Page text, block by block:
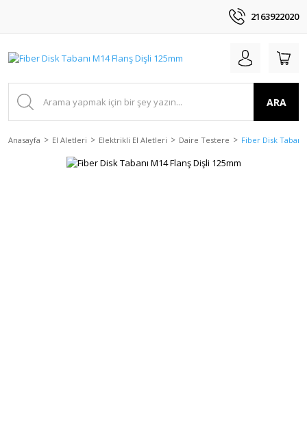
2163922020
ARA
Anasayfa El Aletleri Elektrikli El Aletleri Daire Testere Fiber Disk